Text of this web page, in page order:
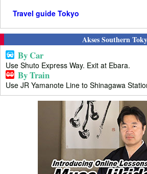
Travel guide Tokyo
Akses Southern
By Car
Use Shuto Express Way. Exit at Ebara.
By Train
Use JR Yamanote Line to Shinagawa